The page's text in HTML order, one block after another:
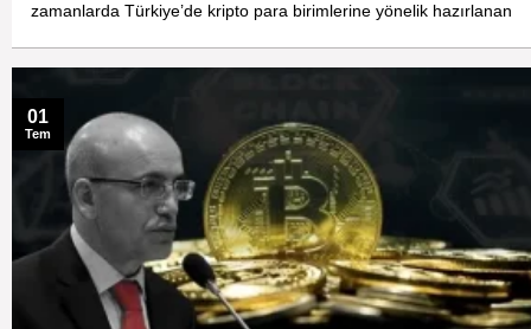
zamanlarda Türkiye’de kripto para birimlerine yönelik hazırlanan
01
Tem